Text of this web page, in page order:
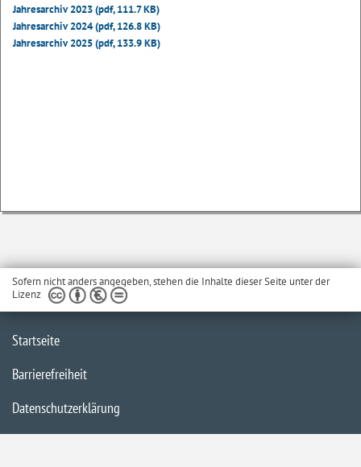
Jahresarchiv 2023 (pdf, 111.7 KB)
Jahresarchiv 2024 (pdf, 126.8 KB)
Jahresarchiv 2025 (pdf, 133.9 KB)
Sofern nicht anders angegeben, stehen die Inhalte dieser Seite unter der
Lizenz
Startseite
Barrierefreiheit
Datenschutzerklärung